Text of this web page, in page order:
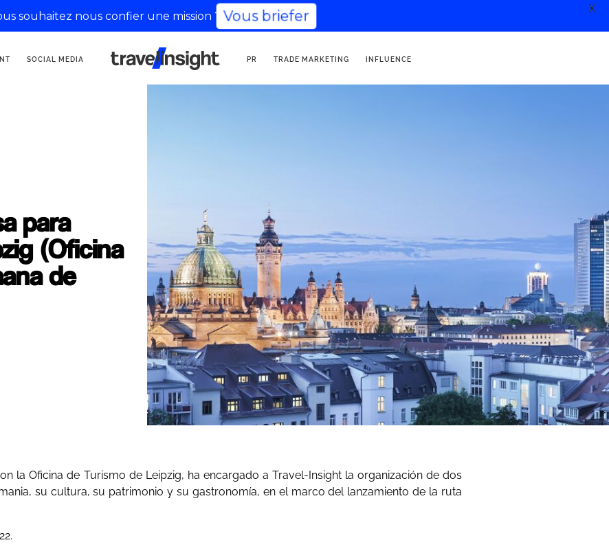
SOCIAL MEDIA
AGENCIA DE
COMUNICACIÓN TURÍSTICA
PR TRADE MARKETING INFLUENCE
para
(Oficina
de
la Oficina de Turismo de Leipzig, ha encargado a Travel-Insight la organización de dos
su cultura, su patrimonio y su gastronomía, en el marco del lanzamiento de la ruta
souhaitez nous confier une mission ? Vous briefer X